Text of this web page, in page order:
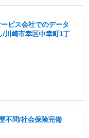
ビス会社でのデータ
/川崎市幸区中幸町1丁
不問/社会保険完備